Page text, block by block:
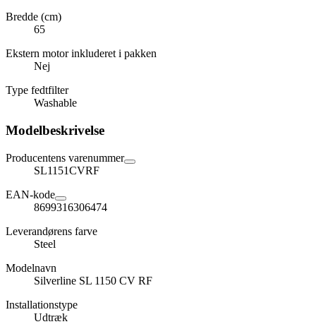
Bredde (cm)
65
Ekstern motor inkluderet i pakken
Nej
Type fedtfilter
Washable
Modelbeskrivelse
Producentens varenummer
SL1151CVRF
EAN-kode
8699316306474
Leverandørens farve
Steel
Modelnavn
Silverline SL 1150 CV RF
Installationstype
Udtræk